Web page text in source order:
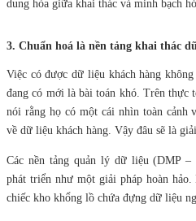
dung hòa giữa khai thác và minh bạch
3. Chuẩn hoá là nền tảng khai thác
Việc có được dữ liệu khách hàng
đang có mới là bài toán khó. Trên thực
nói rằng họ có một cái nhìn toàn cảnh
về dữ liệu khách hàng. Vậy đâu sẽ là
Các nền tảng quản lý dữ liệu (DMP –
phát triển như một giải pháp hoàn
chiếc kho khổng lồ chứa đựng dữ liệu